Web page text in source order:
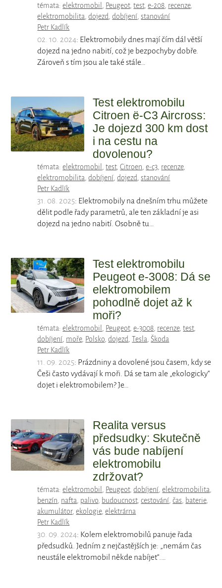
témata:elektromobil , Peugeot,test,e-208, recenze,
elektromobilita,dojezd,dobíjení,stanování
Petr Kadlík
02. 10. 2024: Elektromobily dnes mají čím dál větší
dojezd na jedno nabití, což je bezpochyby dobře.
Zároveň s tím jsou ale také stále…
Test elektromobilu
Citroen ë-C3 Aircross:
Je dojezd 300 km dost
i na cestu na
dovolenou?
témata:elektromobil ,test,Citroen,e-c3, recenze,
elektromobilita,dobíjení,dojezd,stanování
Petr Kadlík
31. 08. 2025: Elektromobily na dnešním trhu můžete
dělit podle řady parametrů, ale ten základní je asi
dojezd na jedno nabití. Osobně tu…
Test elektromobilu
Peugeot e-3008: Dá se
elektromobilem
pohodlně dojet až k
moři?
témata:elektromobil , Peugeot,e-3008, recenze,test,
dobíjení, moře, Polsko,dojezd,Tesla,Škoda
Petr Kadlík
11. 09. 2025: Prázdniny a dovolené jsou časem, kdy se
Češi často vydávají k moři. Dá se tam ale „ekologicky“
dojet i elektromobilem? Je…
Realita versus
předsudky: Skutečně
vás bude nabíjení
elektromobilu
zdržovat?
témata:elektromobil , Peugeot,dobíjení,elektromobilita,
benzín, nafta, palivo, budoucnost,cestování,čas, baterie,
akumulátor,ekologie,elektrárna
Petr Kadlík
30. 09. 2024: Kolem elektromobilů panuje řada
předsudků. Jedním z nejčastějších je: „nemám čas
neustále elektromobil někde nabíjet“.…